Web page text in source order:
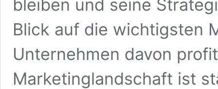
bleiben und seine
Blick auf die wichtigsten
Unternehmen davon
Marketinglandschaft ist